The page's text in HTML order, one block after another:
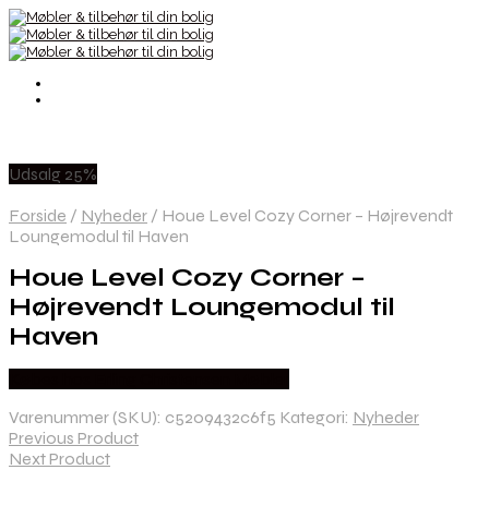
Udsalg 25%
Forside / Nyheder / Houe Level Cozy Corner – Højrevendt
Loungemodul til Haven
Houe Level Cozy Corner –
Højrevendt Loungemodul til
Haven
Varenummer (SKU): c5209432c6f5 Kategori: Nyheder
Previous Product
Next Product